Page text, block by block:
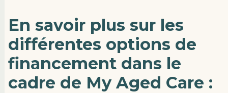
En savoir plus sur les
différentes options de
financement dans le
cadre de My Aged Care :